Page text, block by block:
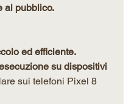
al pubblico.
ed efficiente.
su dispositivi
sui telefoni Pixel 8